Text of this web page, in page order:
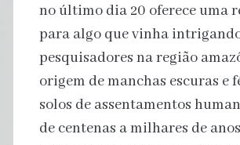
no último dia 20 oferece uma
para algo que vinha
pesquisadores na região
origem de manchas escuras e
solos de assentamentos
de centenas a milhares de